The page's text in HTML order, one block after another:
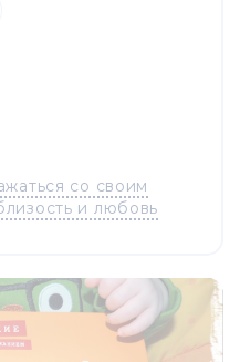
со своим
и любовь